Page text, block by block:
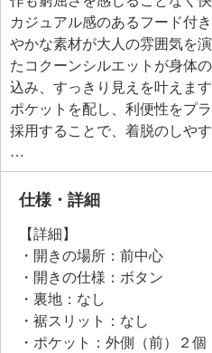
カジュアル感のあるフード付
やかな素材が大人の雰囲気を
たコクーンシルエットが身体
込み、すっきり見えを叶えま
ポケットを配し、利便性をプ
採用することで、着脱のしや
きれいめスタイルにもカジュ
わせられる、汎用性の高さが
仕様・詳細
【詳細】
・開きの場所：前中心
・開きの仕様：ボタン
・裏地：なし
・裾スリット：なし
・ポケット：外側（前）２個